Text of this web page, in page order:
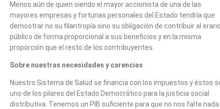
Menos aún de quien siendo el mayor accionista de una de las
mayores empresas y fortunas personales del Estado tendría que
demostrar no su filantropía sino su obligación de contribuir al
público de forma proporcional a sus beneficios y en la misma
proporción que el resto de los contribuyentes.
Sobre nuestras necesidades y carencias
Nuestro Sistema de Salud se financia con los impuestos y éstos
uno de los pilares del Estado Democrático para la justicia social
distributiva. Tenemos un PIB suficiente para que no nos falte nada